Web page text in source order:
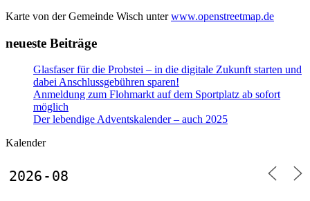
Karte von der Gemeinde Wisch unterwww.openstreetmap.de
neueste Beiträge
Glasfaser für die Probstei – in die digitale Zukunft starten und
dabei Anschlussgebühren sparen!
Anmeldung zum Flohmarkt auf dem Sportplatz ab sofort
möglich
Der lebendige Adventskalender – auch 2025
Kalender